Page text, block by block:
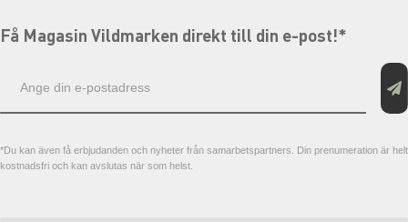
Få Magasin Vildmarken direkt till din e-post!*
postadress
*Du kan även få erbjudanden och nyheter från samarbetspartners. Din prenumeration är helt
kostnadsfri och kan avslutas när som helst.